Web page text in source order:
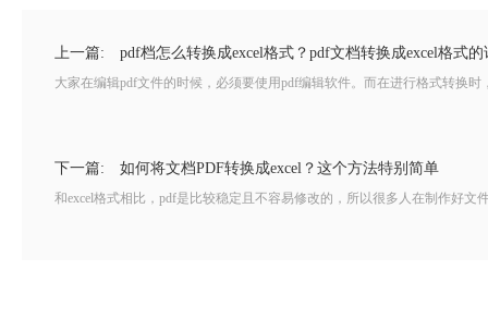
上一篇: pdf档怎么转换成excel格式？pdf文档转换成excel格式
大家在编辑pdf文件的时候，必须要使用pdf编辑软件。而在进行格式转换
下一篇: 如何将文档PDF转换成excel？这个方法特别简单
和excel格式相比，pdf是比较稳定且不容易修改的，所以很多人在制作好